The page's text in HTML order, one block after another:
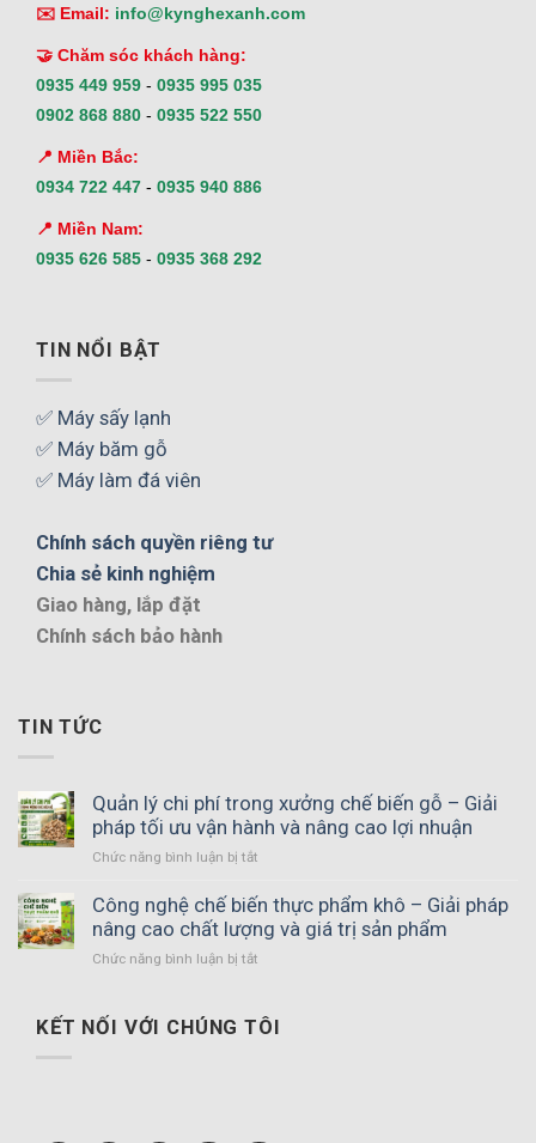
✉️ Email: info@kynghexanh.com
🤝 Chăm sóc khách hàng:
0935 449 959 - 0935 995 035
0902 868 880 - 0935 522 550
📍 Miền Bắc:
0934 722 447 - 0935 940 886
📍 Miền Nam:
0935 626 585 - 0935 368 292
TIN NỔI BẬT
✅ Máy sấy lạnh
✅ Máy băm gỗ
✅ Máy làm đá viên
Chính sách quyền riêng tư
Chia sẻ kinh nghiệm
Giao hàng, lắp đặt
Chính sách bảo hành
TIN TỨC
Quản lý chi phí trong xưởng chế biến gỗ – Giải
pháp tối ưu vận hành và nâng cao lợi nhuận
Chức năng bình luận bị tắt
lý
phí
biến
Công nghệ chế biến thực phẩm khô – Giải pháp
nâng cao chất lượng và giá trị sản phẩm
Chức năng bình luận bị tắt
chế
KẾT NỐI VỚI CHÚNG TÔI